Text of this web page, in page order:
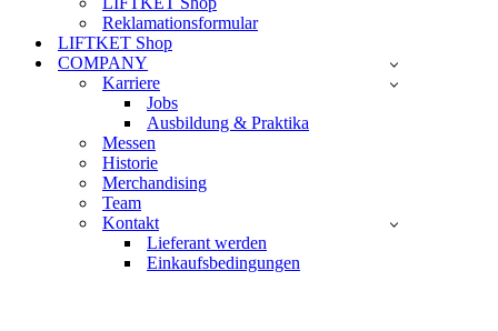
Reklamationsformular
LIFTKET Shop
COMPANY
Karriere
Jobs
Ausbildung & Praktika
Messen
Historie
Merchandising
Team
Kontakt
Lieferant werden
Einkaufsbedingungen